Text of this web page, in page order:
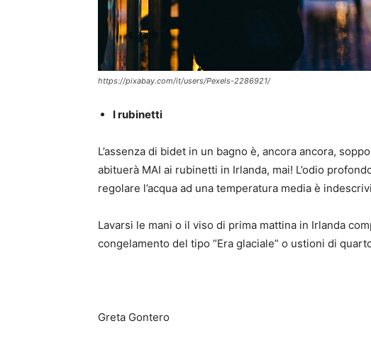
https://pixabay.com/it/users/Pexels-2286921/
I rubinetti
L’assenza di bidet in un bagno è, ancora ancora,
abituerà MAI ai rubinetti in Irlanda, mai! L’odio
regolare l’acqua ad una temperatura media è
Lavarsi le mani o il viso di prima mattina in Irlanda
congelamento del tipo “Era glaciale” o ustioni di
Greta Gontero